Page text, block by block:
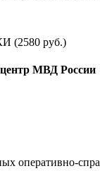
(2580 руб.)
МВД России
оперативно-